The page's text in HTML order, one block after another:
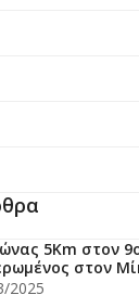
5Km στον
στον
2025